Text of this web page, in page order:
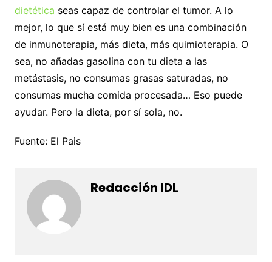
dietética seas capaz de controlar el tumor. A lo
mejor, lo que sí está muy bien es una combinación
de inmunoterapia, más dieta, más quimioterapia. O
sea, no añadas gasolina con tu dieta a las
metástasis, no consumas grasas saturadas, no
consumas mucha comida procesada… Eso puede
ayudar. Pero la dieta, por sí sola, no.
Fuente: El Pais
Redacción IDL